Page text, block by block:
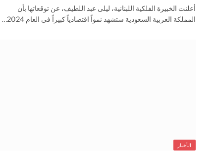
أعلنت الخبيرة الفلكية اللبنانية، ليلى عبد اللطيف، عن توقعاتها بأن
المملكة العربية السعودية ستشهد نمواً اقتصادياً كبيراً في العام 2024…
الأخبار